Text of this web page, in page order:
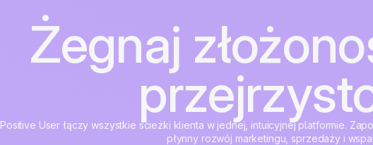
Żegnaj
Positive User łączy wszystkie ścieżki klienta w jednej, intuicyjnej platformie.
płynny rozwój marketingu, sprzedaży i